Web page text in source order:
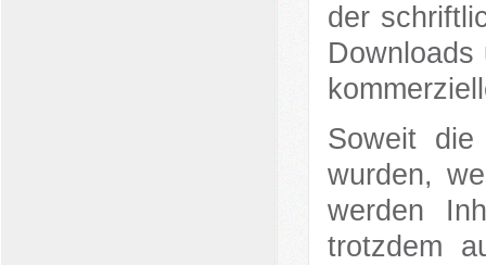
der
Soweit
wurden,
werden
trotzdem